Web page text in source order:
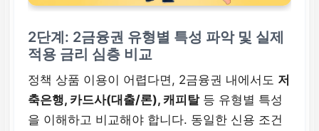
2단계: 2금융권 유형별 특성 파악 및 실제
적용 금리 심층 비교
정책 상품 이용이 어렵다면, 2금융권 내에서도 저
축은행, 카드사(대출/론), 캐피탈등 유형별 특성
을 이해하고 비교해야 합니다. 동일한 신용 조건